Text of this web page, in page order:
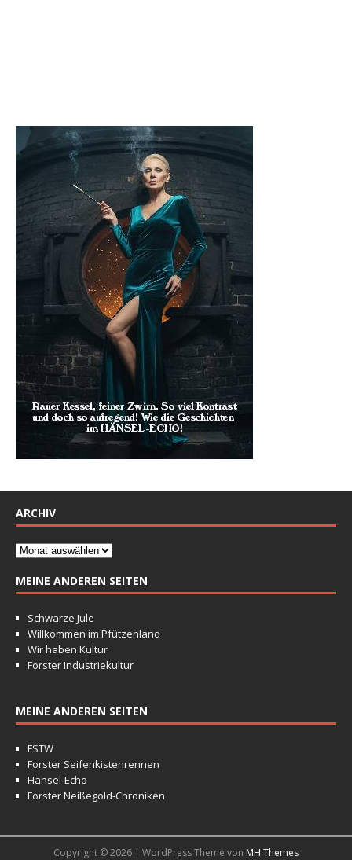
ARCHIV
MEINE ANDEREN SEITEN
Schwarze Jule
Willkommen im Pfützenland
Wir haben Kultur
Forster Industriekultur
MEINE ANDEREN SEITEN
FSTW
Forster Seifenkistenrennen
Hänsel-Echo
Forster Neißegold-Chroniken
Copyright © 2026 | WordPress Theme von MH Themes